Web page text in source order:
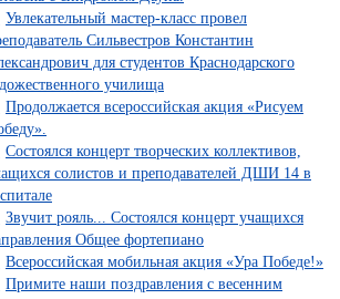
Увлекательный мастер-класс провел
Сильвестров Константин
для студентов Краснодарского
училища
Продолжается всероссийская акция «Рисуем
Состоялся концерт творческих коллективов,
солистов и преподавателей ДШИ 14 в
Звучит рояль... Состоялся концерт учащихся
Общее фортепиано
Всероссийская мобильная акция «Ура Победе!»
Примите наши поздравления с весенним